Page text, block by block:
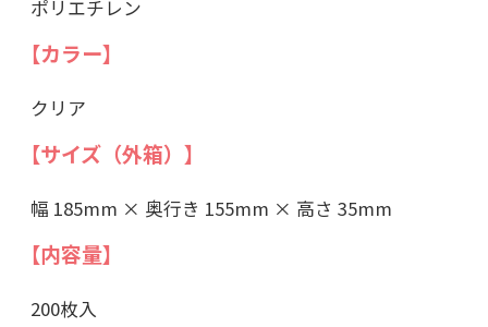
ポリエチレン
【カラー】
クリア
【サイズ（外箱）】
幅 185mm × 奥行き 155mm × 高さ 35mm
【内容量】
200枚入